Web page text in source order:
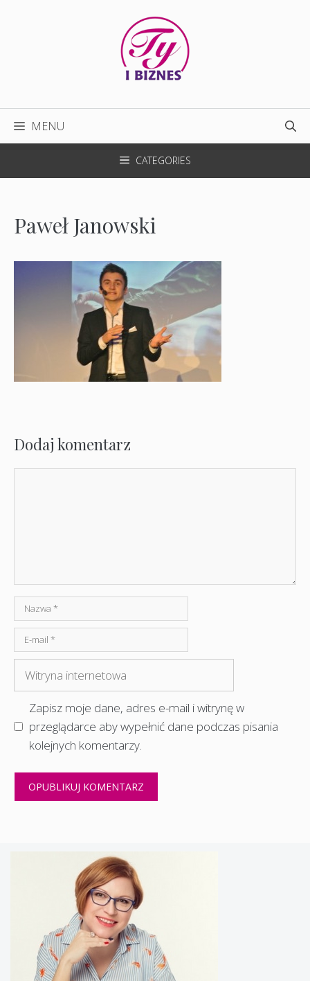
MENU
CATEGORIES
Paweł Janowski
Dodaj komentarz
Nazwa
mail
internetowa
Zapisz moje dane, adres e-mail i witrynę w
przeglądarce aby wypełnić dane podczas pisania
kolejnych komentarzy.